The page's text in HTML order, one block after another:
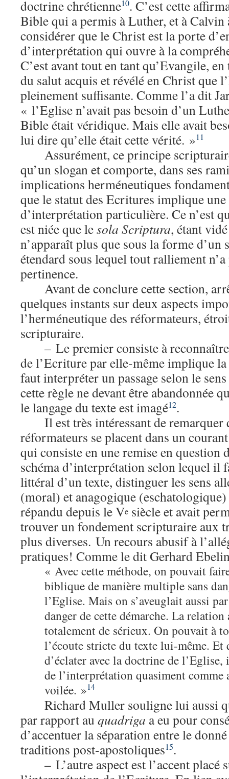
doctrine chrétienne10. C’est cette
Bible qui a permis à Luther, et à Calvin
considérer que le Christ est la porte
d’interprétation qui ouvre à la
C’est avant tout en tant qu’Evangile,
du salut acquis et révélé en Christ que
pleinement suffisante. Comme l’a dit
« l’Eglise n’avait pas besoin d’un
Bible était véridique. Mais elle avait
lui dire qu’elle était cette vérité. »11
Assurément, ce principe
qu’un slogan et comporte, dans ses
implications herméneutiques
que le statut des Ecritures implique
d’interprétation particulière. Ce n’est
est niée que lesola Scriptura, étant
n’apparaît plus que sous la forme d’un
étendard sous lequel tout ralliement
pertinence.
Avant de conclure cette section,
quelques instants sur deux aspects
l’herméneutique des réformateurs,
scripturaire.
– Le premier consiste à
de l’Ecriture par elle-même implique
faut interpréter un passage selon le
cette règle ne devant être abandonnée
le langage du texte est imagé12.
Il est très intéressant de remarquer
réformateurs se placent dans un
qui consiste en une remise en question
schéma d’interprétation selon lequel il
littéral d’un texte, distinguer les sens
(moral) et anagogique
répandu depuis le Ve siècle et avait
trouver un fondement scripturaire aux
plus diverses. Un recours abusif à
pratiques! Comme le dit Gerhard
« Avec cette méthode, on pouvait
biblique de manière multiple sans
l’Eglise. Mais on s’aveuglait aussi
danger de cette démarche. La
totalement de sérieux. On pouvait à
l’écoute stricte du texte lui-même.
d’éclater avec la doctrine de
de l’interprétation quasiment
voilée. »14
Richard Muller souligne lui aussi
par rapport au quadriga a eu pour
d’accentuer la séparation entre le
traditions post-apostoliques15.
– L’autre aspect est l’accent